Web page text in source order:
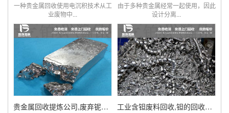
一种贵金属回收使用电沉积技术从工
业废物中...
由于多种贵金属经常一起使用，因此
设计分离...
贵金属回收提炼公司,废弃铌粉,铌棒,铌铁回收 工业含钽废料回收,钽的回收价格,贵金属钽回收